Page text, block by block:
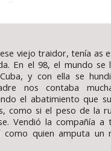
viejo traidor, tenía as
En el 98, el mundo se
y con ella se
nos contaba
el abatimiento que
como si el peso de la
Vendió la compañía a
quien amputa un